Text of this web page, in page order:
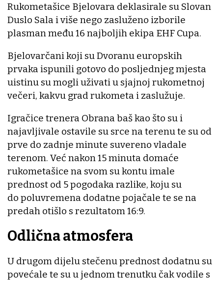
Rukometašice Bjelovara deklasirale su Slovan
Duslo Sala i više nego zasluženo izborile
plasman među 16 najboljih ekipa EHF Cupa.
Bjelovarčani koji su Dvoranu europskih
prvaka ispunili gotovo do posljednjeg mjesta
uistinu su mogli uživati u sjajnoj rukometnoj
večeri, kakvu grad rukometa i zaslužuje.
Igračice trenera Obrana baš kao što su i
najavljivale ostavile su srce na terenu te su od
prve do zadnje minute suvereno vladale
terenom. Već nakon 15 minuta domaće
rukometašice na svom su kontu imale
prednost od 5 pogodaka razlike, koju su
do poluvremena dodatne pojačale te se na
predah otišlo s rezultatom 16:9.
Odlična atmosfera
U drugom dijelu stečenu prednost dodatnu su
povećale te su u jednom trenutku čak vodile s